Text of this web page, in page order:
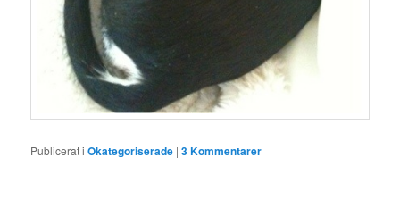
Publicerat i Okategoriserade |3Kommentarer